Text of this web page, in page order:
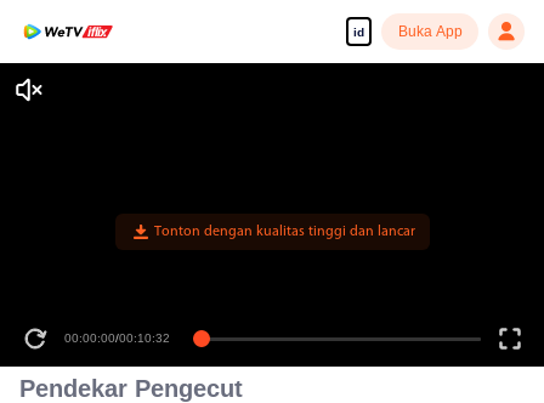
id Buka App
Tonton dengan kualitas tinggi dan lancar
00:00:00/00:10:32
Pendekar Pengecut